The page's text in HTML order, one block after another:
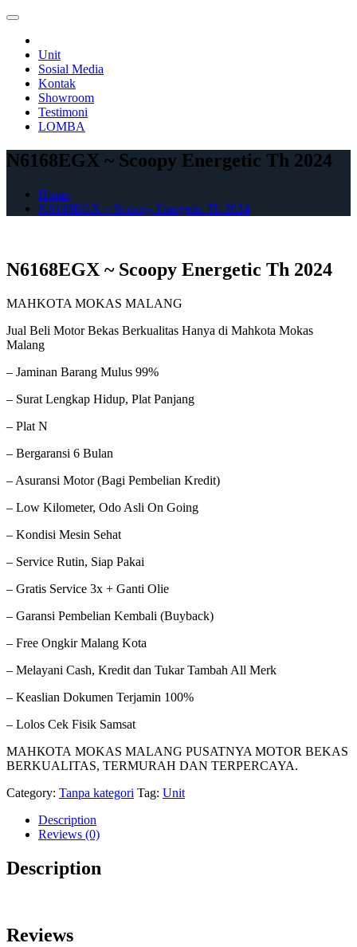
Skip
content
Unit
Sosial Media
Kontak
Showroom
Testimoni
LOMBA
N6168EGX ~ Scoopy Energetic Th 2024
Home
N6168EGX ~ Scoopy Energetic Th 2024
N6168EGX ~ Scoopy Energetic Th 2024
MAHKOTA MOKAS MALANG
Jual Beli Motor Bekas Berkualitas Hanya di Mahkota Mokas
Malang
– Jaminan Barang Mulus 99%
– Surat Lengkap Hidup, Plat Panjang
– Plat N
– Bergaransi 6 Bulan
– Asuransi Motor (Bagi Pembelian Kredit)
– Low Kilometer, Odo Asli On Going
– Kondisi Mesin Sehat
– Service Rutin, Siap Pakai
– Gratis Service 3x + Ganti Olie
– Garansi Pembelian Kembali (Buyback)
– Free Ongkir Malang Kota
– Melayani Cash, Kredit dan Tukar Tambah All Merk
– Keaslian Dokumen Terjamin 100%
– Lolos Cek Fisik Samsat
МАНКОТА MOKAS MALANG PUSATNYA MOTOR BEKAS
BERKUALITAS, TERMURAH DAN TERPERCAYA.
Category: Tanpa kategori Tag: Unit
Description
Reviews (0)
Description
Reviews